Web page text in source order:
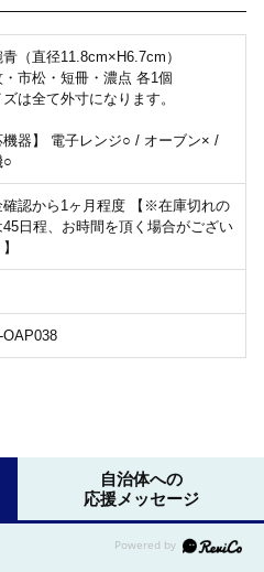
青（直径11.8cm×H6.7cm）
市松・短冊・濃点 各1個
は全て外寸になります。
機器】 電子レンジ○ / オーブン× /
○
確認から1ヶ月程度 【※在庫切れの
日程、お時間を頂く場合がござい
OAP038
自治体への
応援メッセージ